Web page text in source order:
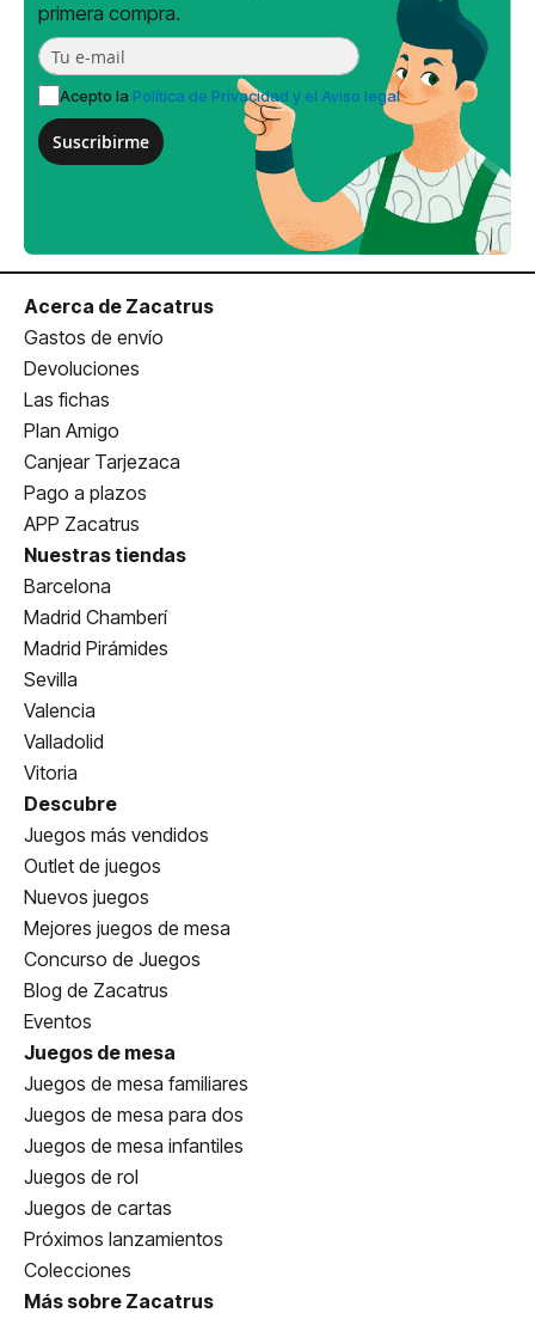
primera compra.
Acepto la Política de Privacidad y el Aviso legal
Suscribirme
Acerca de Zacatrus
Gastos de envío
Devoluciones
Las fichas
Plan Amigo
Canjear Tarjezaca
Pago a plazos
APP Zacatrus
Nuestras tiendas
Barcelona
Madrid Chamberí
Madrid Pirámides
Sevilla
Valencia
Valladolid
Vitoria
Descubre
Juegos más vendidos
Outlet de juegos
Nuevos juegos
Mejores juegos de mesa
Concurso de Juegos
Blog de Zacatrus
Eventos
Juegos de mesa
Juegos de mesa familiares
Juegos de mesa para dos
Juegos de mesa infantiles
Juegos de rol
Juegos de cartas
Próximos lanzamientos
Colecciones
Más sobre Zacatrus